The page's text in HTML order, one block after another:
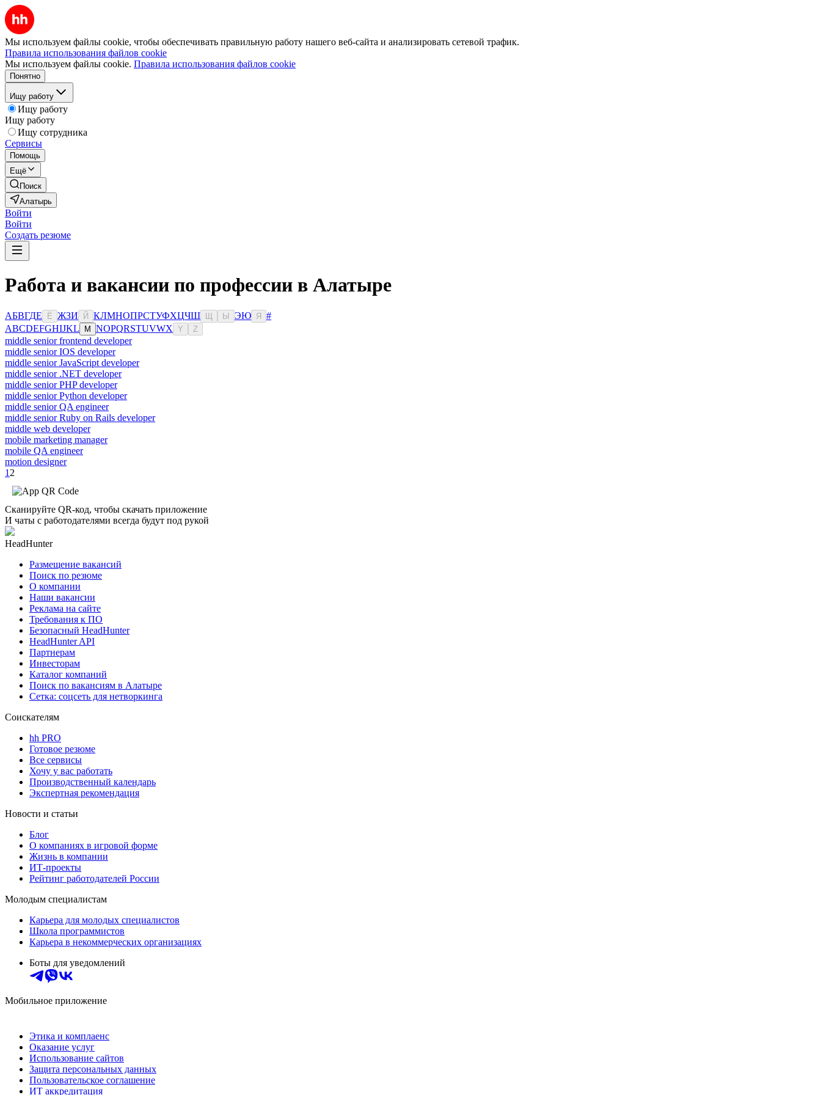
Мы используем файлы cookie, чтобы обеспечивать правильную работу нашего веб-сайта и анализировать сетевой трафик.
Правила использования файлов cookie
Мы используем файлы cookie. Правила использования файлов cookie
Понятно
Ищу работу
Ищу работу
Ищу работу
Ищу сотрудника
Сервисы
Помощь
Ещё
Поиск
Алатырь
Войти
Войти
Создать резюме
Работа и вакансии по профессии в Алатыре
АБВГДЕ Ё ЖЗИ Й КЛМНОПРСТУФХЦЧШ Ы ЭЮ Я
#
ABCDEFGHIJKL M NOPQRSTUVWX Y Z
middle senior frontend developer
middle senior IOS developer
middle senior JavaScript developer
middle senior .NET developer
middle senior PHP developer
middle senior Python developer
middle senior QA engineer
middle senior Ruby on Rails developer
middle web developer
mobile marketing manager
mobile QA engineer
motion designer
1 2
Сканируйте QR-код, чтобы скачать приложение
И чаты с работодателями всегда будут под рукой
HeadHunter
Размещение вакансий
Поиск по резюме
О компании
Наши вакансии
Реклама на сайте
Требования к ПО
Безопасный HeadHunter
HeadHunter API
Партнерам
Инвесторам
Каталог компаний
Поиск по вакансиям в Алатыре
Сетка: соцсеть для нетворкинга
Соискателям
hh PRO
Готовое резюме
Все сервисы
Хочу у вас работать
Производственный календарь
Экспертная рекомендация
Новости и статьи
Блог
О компаниях в игровой форме
Жизнь в компании
ИТ-проекты
Рейтинг работодателей России
Молодым специалистам
Карьера для молодых специалистов
Школа программистов
Карьера в некоммерческих организациях
Боты для уведомлений
Мобильное приложение
Этика и комплаенс
Оказание услуг
Использование сайтов
Защита персональных данных
Пользовательское соглашение
ИТ аккредитация